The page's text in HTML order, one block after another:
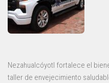
Nezahualcóyotl fortalece el
taller de envejecimiento